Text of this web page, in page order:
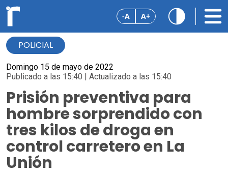
-A A+
POLICIAL
Domingo 15 de mayo de 2022
Publicado a las 15:40 | Actualizado a las 15:40
Prisión preventiva para
hombre sorprendido con
tres kilos de droga en
control carretero en La
Unión